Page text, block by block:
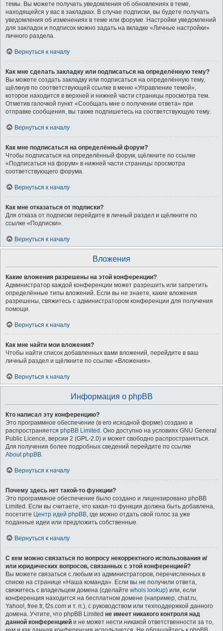
темы. Вы можете получать уведомления об обновлениях в теме,
находящейся у вас в закладках. В случае подписки, вы будете получать
уведомления об изменениях в теме или форуме. Настройки уведомлений
для закладок и подписок можно задать на вкладке «Личные настройки»
личного раздела.
Вернуться к началу
Как мне сделать закладку или подписаться на определённую тему?
Вы можете создать закладку или подписаться на определённую тему,
щёлкнув по соответствующей ссылке в меню «Управление темой»,
которое находится в верхней и нижней части страницы просмотра тем.
Отметив галочкой пункт «Сообщать мне о получении ответа» при
отправке сообщения, вы также подпишетесь на соответствующую тему.
Вернуться к началу
Как мне подписаться на определённый форум?
Чтобы подписаться на определённый форум, щёлкните по ссылке
«Подписаться на форум» в нижней части страницы просмотра
соответствующего форума.
Вернуться к началу
Как мне отказаться от подписки?
Для отказа от подписки перейдите в личный раздел и щёлкните по
ссылке «Подписки».
Вернуться к началу
Вложения
Какие вложения разрешены на этой конференции?
Администратор каждой конференции может разрешить или запретить
определённые типы вложений. Если вы не знаете, какие вложения
разрешены, свяжитесь с администратором конференции для получения
помощи.
Вернуться к началу
Как мне найти мои вложения?
Чтобы найти список добавленных вами вложений, перейдите в ваш
личный раздел и щёлкните по ссылке «Вложения».
Вернуться к началу
Информация о phpBB
Кто написал эту конференцию?
Это программное обеспечение (в его исходной форме) создано и
распространяется phpBB Limited . Оно доступно на условиях GNU General
Public Licence, версии 2 (GPL-2.0) и может свободно распространяться.
Для получения более подробных сведений перейдите по ссылке
About phpBB.
Вернуться к началу
Почему здесь нет такой-то функции?
Это программное обеспечение было создано и лицензировано phpBB
Limited. Если вы считаете, что какая-то функция должна быть добавлена,
посетите Центр идей phpBB, где можно отдать свой голос за уже
поданные идеи или предложить собственные.
Вернуться к началу
С кем можно связаться по вопросу некорректного использования и/
или юридических вопросов, связанных с этой конференцией?
Вы можете связаться с любым из администраторов, перечисленных в
списке на странице «Наша команда». Если вы не получили ответа,
свяжитесь с владельцем домена (сделайте whois lookup) или, если
конференция находится на бесплатном домене (например, chat.ru,
Yahoo!, free.fr, f2s.com и т. п.), с руководством или техподдержкой данного
домена. Учтите, что phpBB Limited не имеет никакого контроля над
данной конференцией и не может нести никакой ответственности за то,